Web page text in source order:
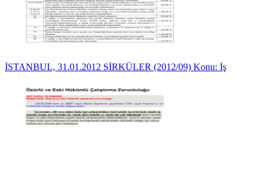
İSTANBUL, 31.01.2012 SİRKÜLER (2012/09) Konu: İş